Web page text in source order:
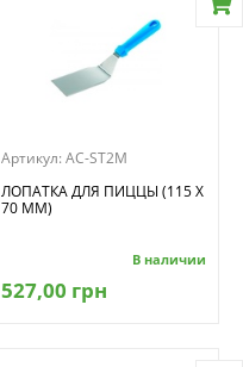
Артикул: AC-ST2M
ЛОПАТКА ДЛЯ ПИЦЦЫ (115 Х
70 ММ)
В наличии
527,00 грн